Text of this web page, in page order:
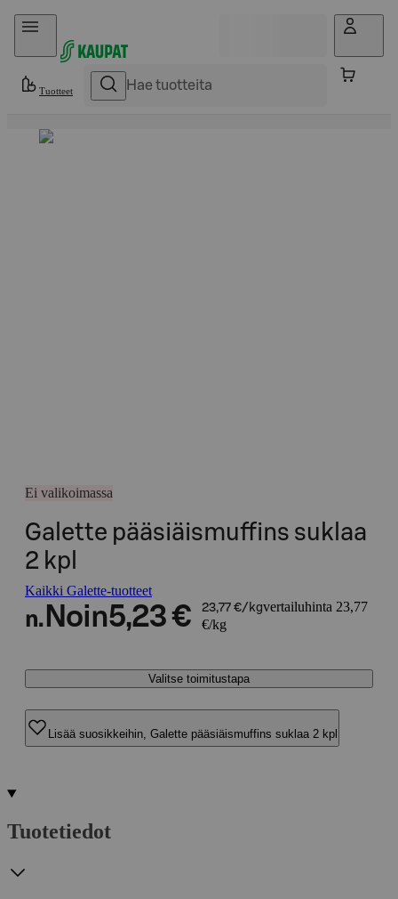
Hyppää sisältöön
Tuotteet
Ei valikoimassa
Galette pääsiäismuffins suklaa
2 kpl
Kaikki Galette-tuotteet
n. Noin5,23 € 23,77 €/kgvertailuhinta 23,77
€/kg
Valitse toimitustapa
Lisää suosikkeihin, Galette pääsiäismuffins suklaa 2 kpl
Tuotetiedot